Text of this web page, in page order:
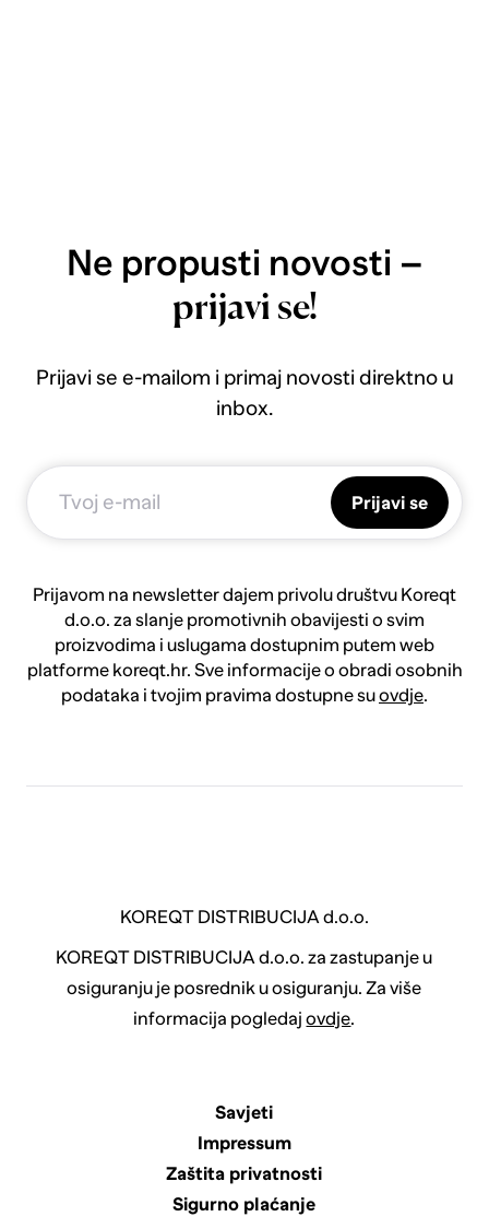
Ne propusti novosti –
prijavi se!
Prijavi se e-mailom i primaj novosti direktno u
inbox.
Prijavi se
Prijavom na newsletter dajem privolu društvu Koreqt
d.o.o. za slanje promotivnih obavijesti o svim
proizvodima i uslugama dostupnim putem web
platforme koreqt.hr. Sve informacije o obradi osobnih
podataka i tvojim pravima dostupne suovdje.
KOREQT DISTRIBUCIJA d.o.o.
KOREQT DISTRIBUCIJA d.o.o. za zastupanje u
osiguranju je posrednik u osiguranju. Za više
informacija pogledajovdje.
Savjeti
Impressum
Zaštita privatnosti
Sigurno plaćanje